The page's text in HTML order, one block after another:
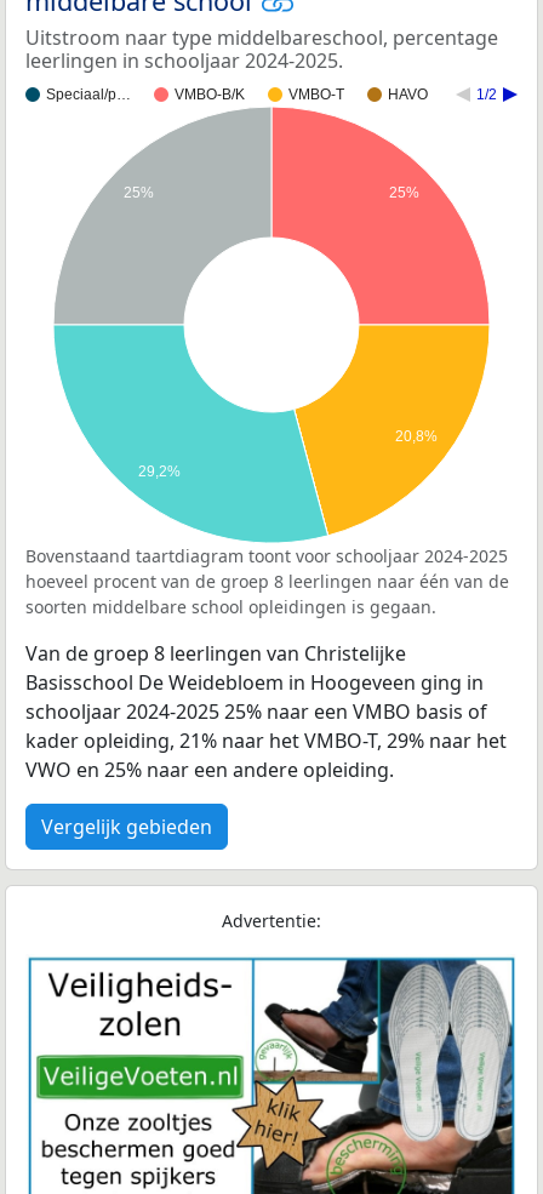
Uitstroom naar type middelbareschool, percentage
leerlingen in schooljaar 2024-2025.
Speciaal/p… VMBO-B/K VMBO-T HAVO 1/2
25%
20,8%
25%
29,2%
Bovenstaand taartdiagram toont voor schooljaar 2024-2025
hoeveel procent van de groep 8 leerlingen naar één van de
soorten middelbare school opleidingen is gegaan.
Van de groep 8 leerlingen van Christelijke
Basisschool De Weidebloem in Hoogeveen ging in
schooljaar 2024-2025 25% naar een VMBO basis of
kader opleiding, 21% naar het VMBO-T, 29% naar het
VWO en 25% naar een andere opleiding.
Vergelijk gebieden
Advertentie: